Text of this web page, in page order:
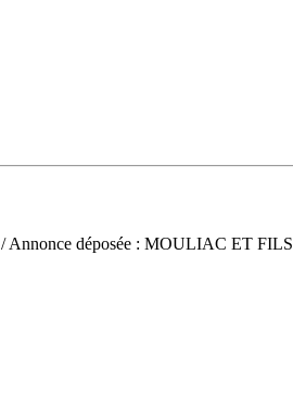
/ Annonce déposée : MOULIAC ET FILS